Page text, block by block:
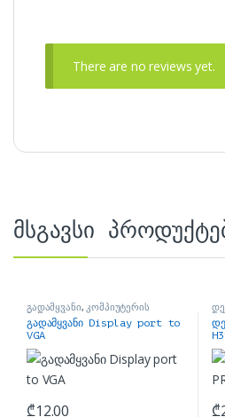
There are no reviews yet.
მსგავსი
გადამყვანი,კომპიუტერის
ნაწილები
გადამყვანი Display port to
VGA
₾12.00 ₾